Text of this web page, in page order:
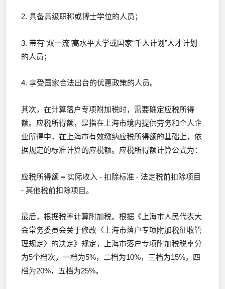
2. 具备高级职称或博士学位的人员；
3. 带有“双一流”高水平大学或国家“千人计划”人才计划
的人员；
4. 享受国家合法出台的优惠政策的人员。
其次，在计算落户专项附加税时，需要确定应税所得
额。应税所得额，是指在上海市境内提供劳务和个人企
业所得中，在上海市有效缴纳应税所得额的基础上，依
据规定的标准计算的应税额。应税所得额计算公式为：
应税所得额 = 实际收入 - 扣除标准 - 法定税前扣除项目
- 其他税前扣除项目。
最后，根据税率计算附加税。根据《上海市人民代表大
会常务委员会关于修改〈上海市落户专项附加税征收管
理规定〉的决定》规定，上海市落户专项附加税税率分
为5个档次，一档为5%，二档为10%，三档为15%，四
档为20%，五档为25%。